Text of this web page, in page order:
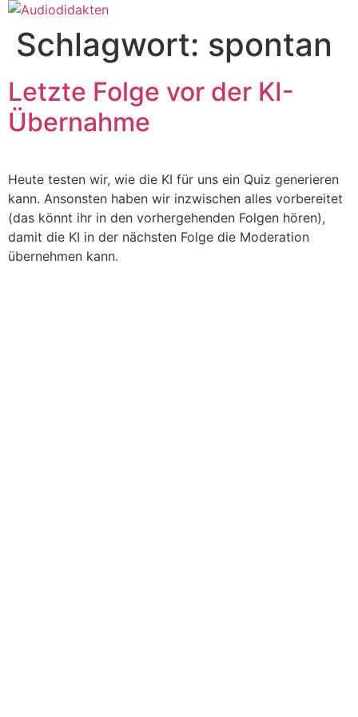
Zum
Inhalt
springen
Schlagwort: spontan
Letzte Folge vor der KI-
Übernahme
Heute testen wir, wie die KI für uns ein Quiz generieren
kann. Ansonsten haben wir inzwischen alles vorbereitet
(das könnt ihr in den vorhergehenden Folgen hören),
damit die KI in der nächsten Folge die Moderation
übernehmen kann.